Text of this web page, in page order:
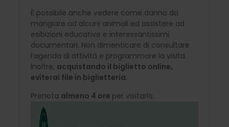
È possibile anche vedere come danno da
mangiare ad alcuni animali ed assistere ad
esibizioni educative e interessantissimi
documentari. Non dimenticare di consultare
l’agenda di attività e programmare la visita.
Inoltre, acquistando il biglietto online,
eviterai file in biglietteria.
Prenota almeno 4 ore per visitarlo.